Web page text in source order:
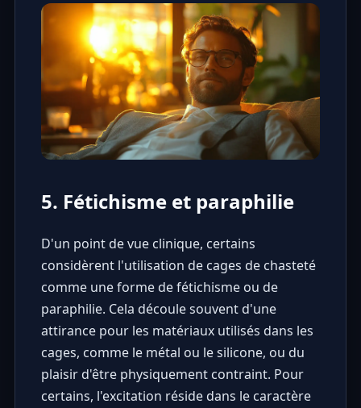
5. Fétichisme et paraphilie
D'un point de vue clinique, certains
considèrent l'utilisation de cages de chasteté
comme une forme de fétichisme ou de
paraphilie. Cela découle souvent d'une
attirance pour les matériaux utilisés dans les
cages, comme le métal ou le silicone, ou du
plaisir d'être physiquement contraint. Pour
certains, l'excitation réside dans le caractère